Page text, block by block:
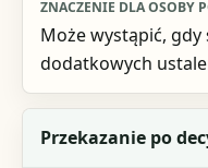
Może wystąpić,
dodatkowych
Przekazanie po